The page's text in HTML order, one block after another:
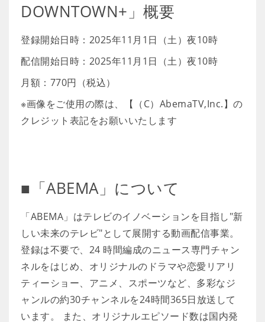
DOWNTOWN+」概要
登録開始日時：2025年11月1日（土）夜10時
配信開始日時：2025年11月1日（土）夜10時
月額：770円（税込）
※画像をご使用の際は、【（C）AbemaTV,Inc.】の
クレジット表記をお願いいたします
■「ABEMA」について
「ABEMA」はテレビのイノベーションを目指し"新
しい未来のテレビ"として展開する動画配信事業。
登録は不要で、24 時間編成のニュース専門チャン
ネルをはじめ、オリジナルのドラマや恋愛リアリ
ティーショー、アニメ、スポーツなど、多彩なジ
ャンルの約30チャンネルを24時間365日放送して
います。 また、オリジナルエピソード数は国内発